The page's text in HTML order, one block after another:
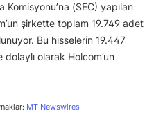
Komisyonu’na (SEC) yapılan
şirkette toplam 19.749 adet
Bu hisselerin 19.447
olarak Holcom’un
MT Newswires